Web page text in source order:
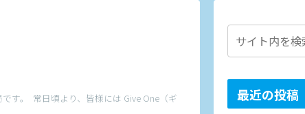
す。 常日頃より、皆様には Give One（ギ
最近の投稿